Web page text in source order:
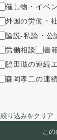
催し物・イベ
外国の労働・
論説-私論・公
労働相談
書
脇田滋の連続
森岡孝二の連
絞り込みをクリア
こ